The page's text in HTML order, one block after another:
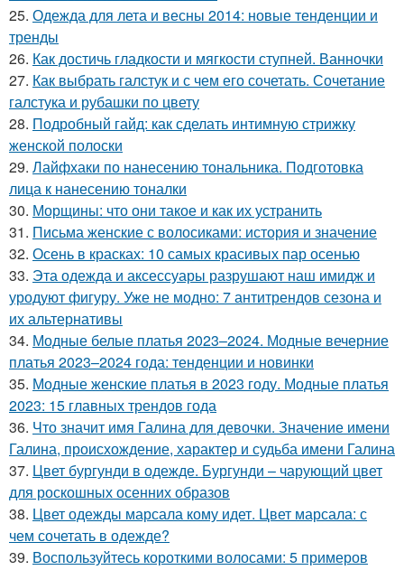
25. Одежда для лета и весны 2014: новые тенденции и
тренды
26. Как достичь гладкости и мягкости ступней. Ванночки
27. Как выбрать галстук и с чем его сочетать. Сочетание
галстука и рубашки по цвету
28. Подробный гайд: как сделать интимную стрижку
женской полоски
29. Лайфхаки по нанесению тональника. Подготовка
лица к нанесению тоналки
30. Морщины: что они такое и как их устранить
31. Письма женские с волосиками: история и значение
32. Осень в красках: 10 самых красивых пар осенью
33. Эта одежда и аксессуары разрушают наш имидж и
уродуют фигуру. Уже не модно: 7 антитрендов сезона и
их альтернативы
34. Модные белые платья 2023–2024. Модные вечерние
платья 2023–2024 года: тенденции и новинки
35. Модные женские платья в 2023 году. Модные платья
2023: 15 главных трендов года
36. Что значит имя Галина для девочки. Значение имени
Галина, происхождение, характер и судьба имени Галина
37. Цвет бургунди в одежде. Бургунди – чарующий цвет
для роскошных осенних образов
38. Цвет одежды марсала кому идет. Цвет марсала: с
чем сочетать в одежде?
39. Воспользуйтесь короткими волосами: 5 примеров